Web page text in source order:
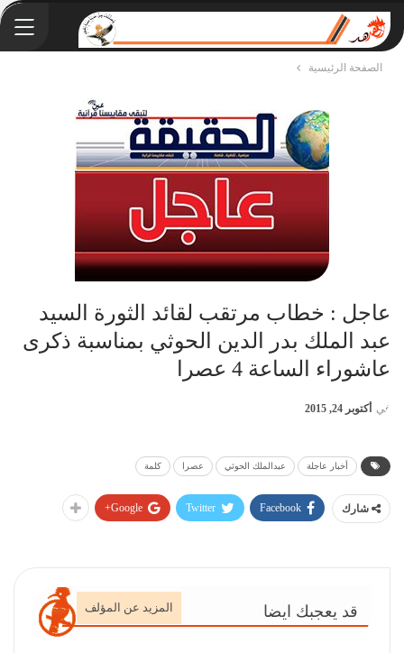
الصفحة الرئيسية
عاجل : خطاب مرتقب لقائد الثورة السيد
عبد الملك بدر الدين الحوثي بمناسبة ذكرى
عاشوراء الساعة 4 عصرا
في أكتوبر 24, 2015
أخبار عاجلة عبدالملك الحوثي عصرا كلمة
شارك Facebook
Twitter
Google+
قد يعجبك ايضا المزيد عن المؤلف